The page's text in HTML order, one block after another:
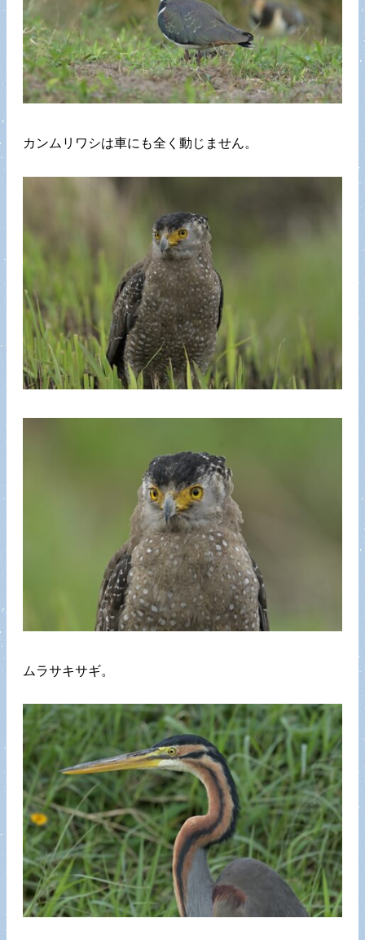
カンムリワシは車にも全く動じません。
ムラサキサギ。